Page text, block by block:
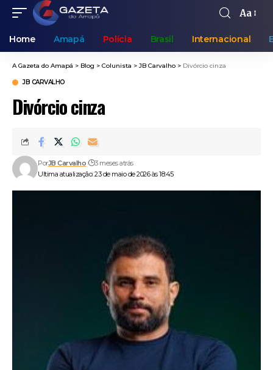
Aa
Home Amapá Polícia Brasil Internacional
A Gazeta do Amapá > Blog > Colunista > JB Carvalho > Divórcio cinza
JB CARVALHO
Divórcio cinza
Ultima atualização: 23 de maio de 2026 às 18:45
PorJB Carvalho 3 meses atrás